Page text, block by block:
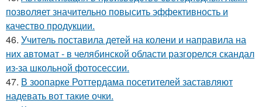
позволяет значительно повысить эффективность и
качество продукции.
46. Учитель поставила детей на колени и направила на
них автомат - в челябинской области разгорелся скандал
из-за школьной фотосессии.
47. В зоопарке Роттердама посетителей заставляют
надевать вот такие очки.